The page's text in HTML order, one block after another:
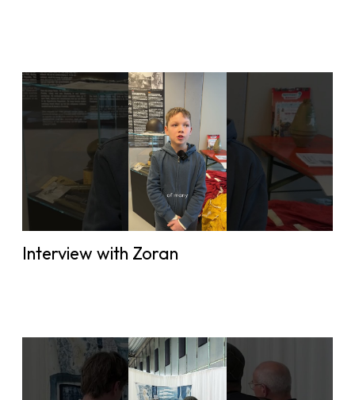
Interview with Zoran